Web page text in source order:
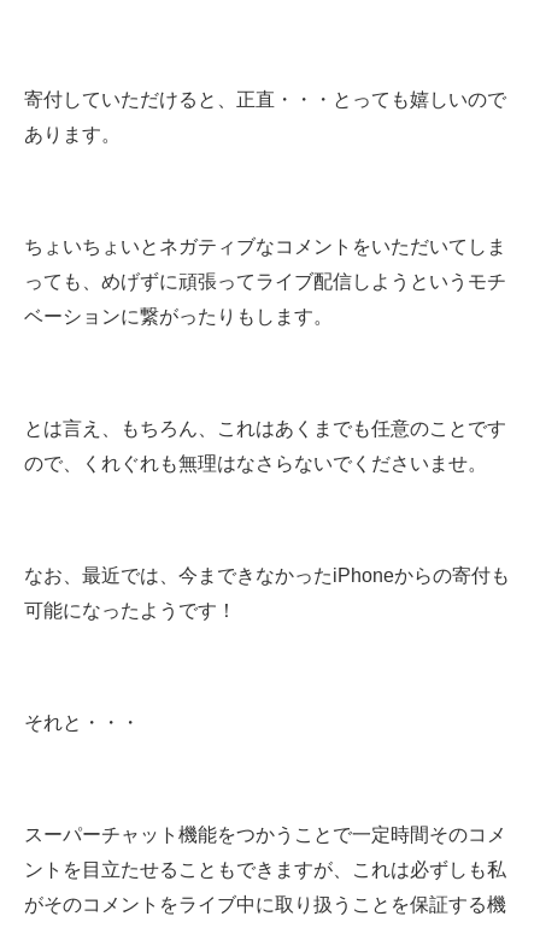
寄付していただけると、正直・・・とっても嬉しいので
あります。
ちょいちょいとネガティブなコメントをいただいてしま
っても、めげずに頑張ってライブ配信しようというモチ
ベーションに繋がったりもします。
とは言え、もちろん、これはあくまでも任意のことです
ので、くれぐれも無理はなさらないでくださいませ。
なお、最近では、今まできなかったiPhoneからの寄付も
可能になったようです！
それと・・・
スーパーチャット機能をつかうことで一定時間そのコメ
ントを目立たせることもできますが、これは必ずしも私
がそのコメントをライブ中に取り扱うことを保証する機